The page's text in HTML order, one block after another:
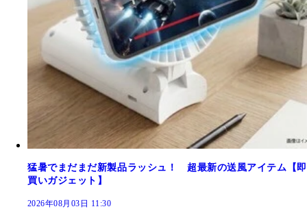
猛暑でまだまだ新製品ラッシュ！ 超最新の送風アイテム【即
買いガジェット】
2026年08月03日 11:30